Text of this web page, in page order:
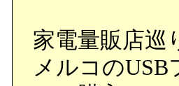
家電量販店巡
メルコの